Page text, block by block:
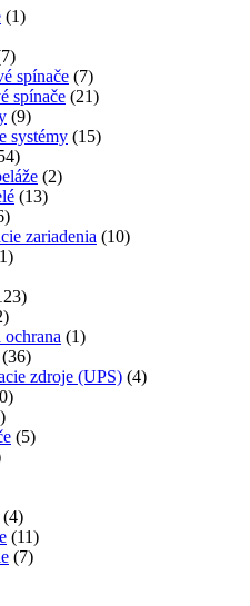
(1)
spínače (7)
spínače (21)
(9)
systémy (15)
(2)
(13)
zariadenia (10)
(1)
(36)
zdroje (UPS) (4)
(5)
(4)
(11)
(7)